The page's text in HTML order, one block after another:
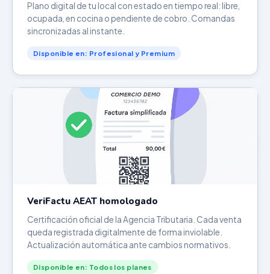
Plano digital de tu local con estado en tiempo real: libre,
ocupada, en cocina o pendiente de cobro. Comandas
sincronizadas al instante.
Disponible en: Profesional y Premium
VeriFactu AEAT homologado
Certificación oficial de la Agencia Tributaria. Cada venta
queda registrada digitalmente de forma inviolable.
Actualización automática ante cambios normativos.
Disponible en: Todos los planes